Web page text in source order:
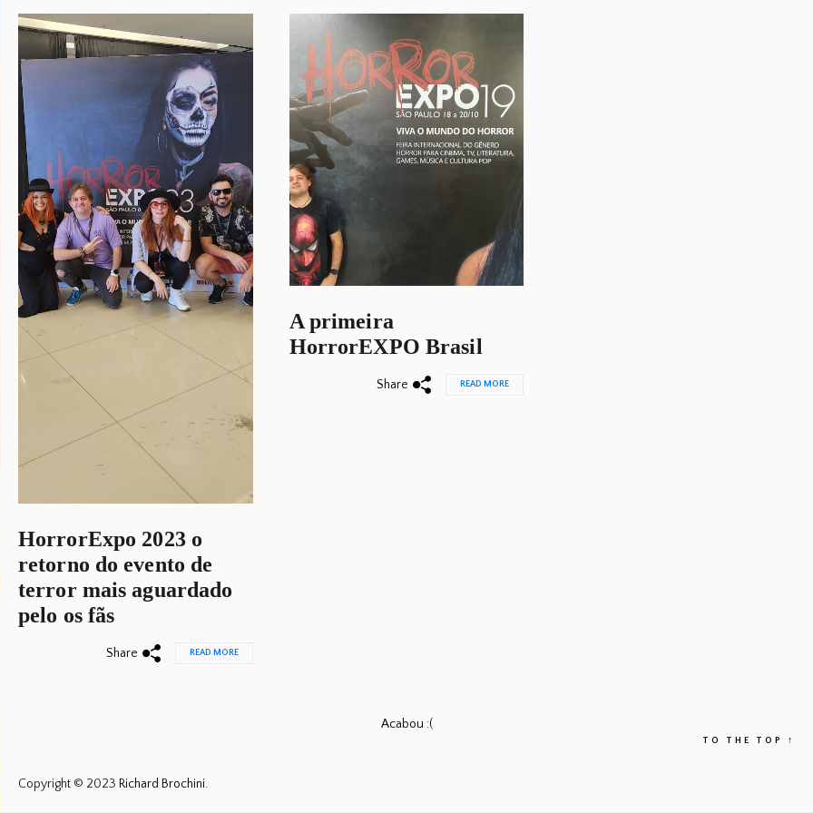
HorrorExpo 2023 o
retorno do evento de
terror mais aguardado
pelo os fãs
Share READ MORE
A primeira
HorrorEXPO Brasil
Share READ MORE
Acabou :(
Copyright © 2023 Richard Brochini.
TO THE TOP ↑